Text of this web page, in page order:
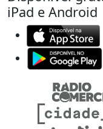
iPad e Android